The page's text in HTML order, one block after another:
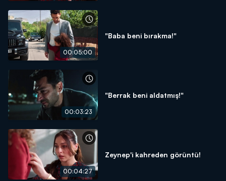
00:05:00
"Baba beni bırakma!"
00:03:23
"Berrak beni aldatmış!"
00:04:27
Zeynep'i kahreden görüntü!